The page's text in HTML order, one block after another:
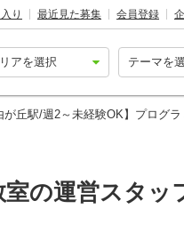
り 最近見た募集 会員登録
が丘駅/週2～未経験OK】プログ
室の運営スタッ